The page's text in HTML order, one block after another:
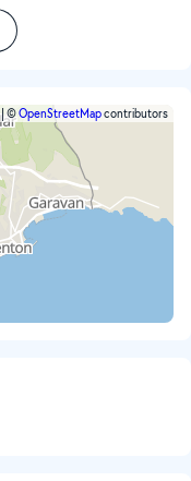
|©OpenStreetMapcontributors